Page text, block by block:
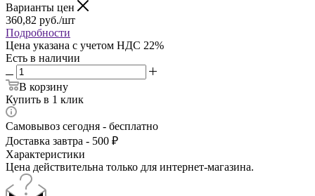
Варианты цен
360,82 руб./шт
Подробности
Цена указана с учетом НДС 22%
Есть в наличии
В корзину
Купить в 1 клик
Самовывоз сегодня - бесплатно
Доставка завтра - 500 ₽
Характеристики
Цена действительна только для интернет-магазина.